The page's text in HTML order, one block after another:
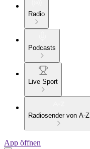
Radio
Podcasts
Live Sport
Radiosender von A-Z
App öffnen